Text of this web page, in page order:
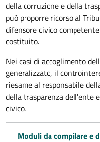
della corruzione e della
può proporre ricorso al
difensore civico
costituito.
Nei casi di accoglimento
generalizzato, il
riesame al responsabile
della trasparenza dell'ente
civico.
Moduli da compilare e